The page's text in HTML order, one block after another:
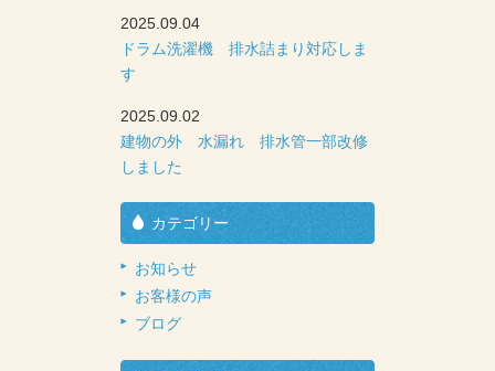
2025.09.04
ドラム洗濯機 排水詰まり対応しま
す
2025.09.02
建物の外 水漏れ 排水管一部改修
しました
カテゴリー
お知らせ
お客様の声
ブログ